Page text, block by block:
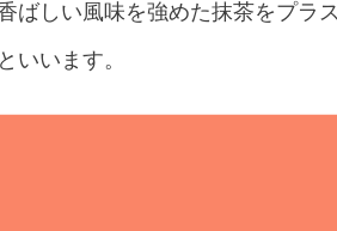
ばしい風味を強めた抹茶をプラ
いいます。